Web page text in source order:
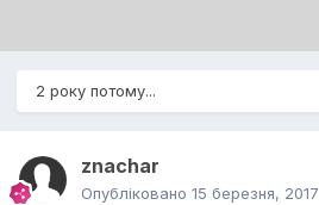
2 року потому...
znachar
Опубліковано 15 березня, 2017